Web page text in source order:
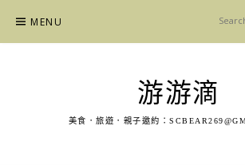
content
MENU
游游滴
美食．旅遊．親子邀約：